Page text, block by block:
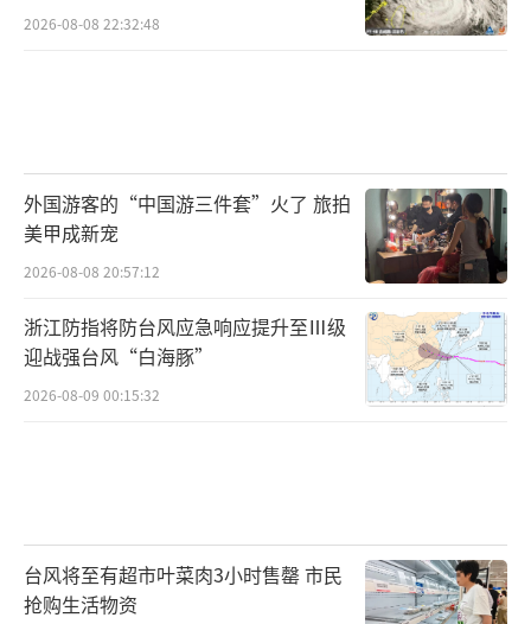
2026-08-08 22:32:48
外国游客的“中国游三件套”火了 旅拍
美甲成新宠
2026-08-08 20:57:12
浙江防指将防台风应急响应提升至Ⅲ级
迎战强台风“白海豚”
2026-08-09 00:15:32
台风将至有超市叶菜肉3小时售罄 市民
抢购生活物资